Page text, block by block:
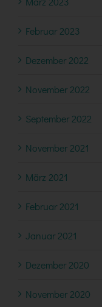
Februar 2023
Dezember 2022
November 2022
September 2022
November 2021
März 2021
Februar 2021
Januar 2021
Dezember 2020
November 2020